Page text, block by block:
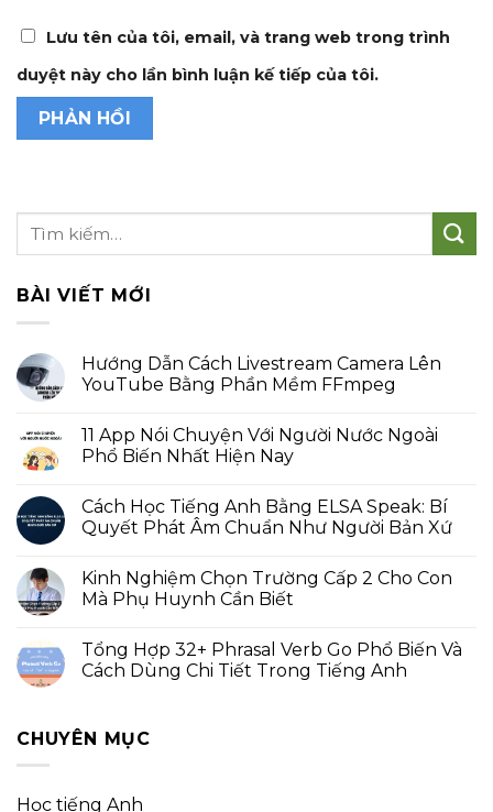
Lưu tên của tôi, email, và trang web trong trình
duyệt này cho lần bình luận kế tiếp của tôi.
BÀI VIẾT MỚI
Hướng Dẫn Cách Livestream Camera Lên
YouTube Bằng Phần Mềm FFmpeg
11 App Nói Chuyện Với Người Nước Ngoài
Phổ Biến Nhất Hiện Nay
Cách Học Tiếng Anh Bằng ELSA Speak: Bí
Quyết Phát Âm Chuẩn Như Người Bản Xứ
Kinh Nghiệm Chọn Trường Cấp 2 Cho Con
Mà Phụ Huynh Cần Biết
Tổng Hợp 32+ Phrasal Verb Go Phổ Biến Và
Cách Dùng Chi Tiết Trong Tiếng Anh
CHUYÊN MỤC
Học tiếng Anh